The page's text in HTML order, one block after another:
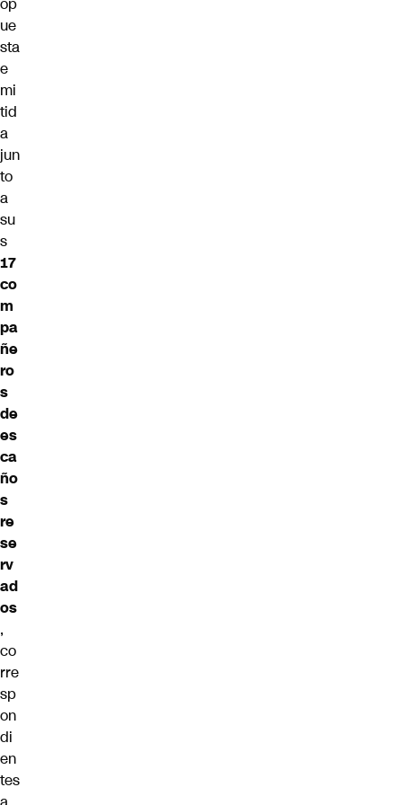
ue
sta
e
mi
tid
a
jun
to
a
su
s
17
co
m
pa
ñe
ro
s
de
es
ca
ño
s
re
se
rv
ad
os
,
co
rre
sp
on
di
en
tes